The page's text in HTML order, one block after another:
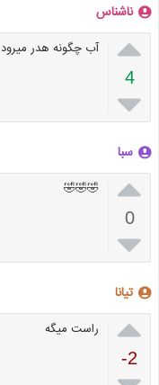
ناشناس

4

آب چگونه هدر میرود
سبا

0

🤣🤣🤣
تیانا

-2
راست میگه